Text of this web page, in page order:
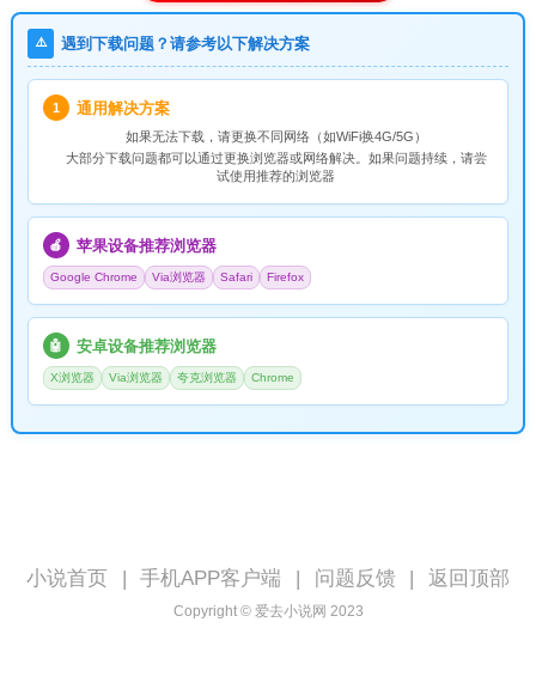
⚠️ 遇到下载问题？请参考以下解决方案
1 通用解决方案
如果无法下载，请更换不同网络（如WiFi换4G/5G）
大部分下载问题都可以通过更换浏览器或网络解决。如果问题持续，请尝
试使用推荐的浏览器
🍎 苹果设备推荐浏览器
Google Chrome Via浏览器 Safari Firefox
🤖 安卓设备推荐浏览器
X浏览器 Via浏览器 夸克浏览器 Chrome
小说首页 手机APP客户端 问题反馈 返回顶部
Copyright © 爱去小说网 2023